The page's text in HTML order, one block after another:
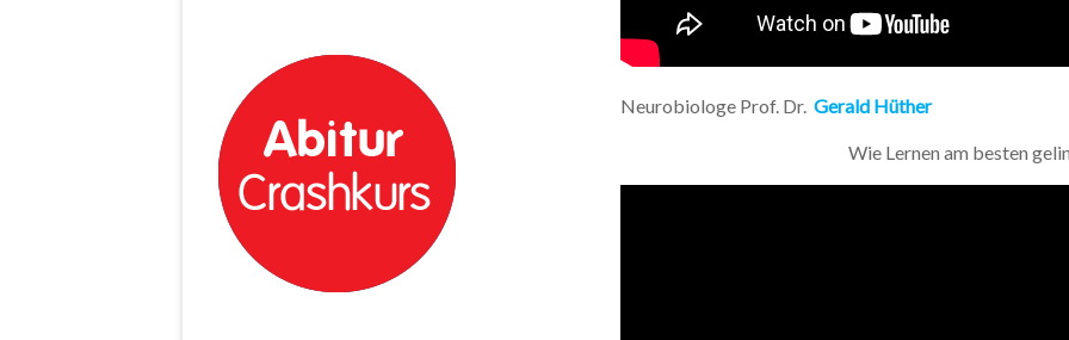
Neurobiologe Prof. Dr. Gerald Hüther
Wie Lernen am besten